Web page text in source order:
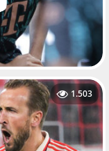
1.503